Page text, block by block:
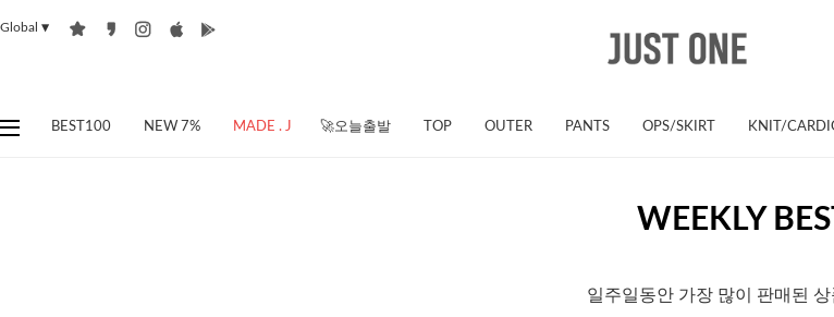
Global ▼
BEST100 NEW 7% MADE . J 🚀오늘출발 TOP OUTER PANTS OPS/SKIRT KNIT/
WEEKLY
일주일동안 가장 많이 판매된